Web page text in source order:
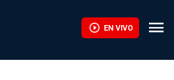
EN VIVO